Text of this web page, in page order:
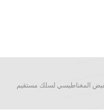
المغناطيسي لسلك مستقيم